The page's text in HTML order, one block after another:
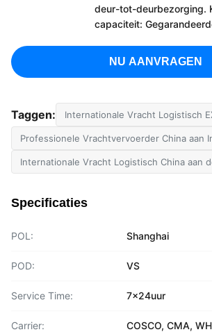
deur-tot-deurbezorging.
capaciteit:
NU AANVRAGEN
Taggen: Internationale Vracht Logistisch
Professionele Vrachtvervoerder China aan
Internationale Vracht Logistisch China aan
Specificaties
POL: Shanghai
POD: VS
Service Time: 7x24uur
Carrier: COSCO, CMA,